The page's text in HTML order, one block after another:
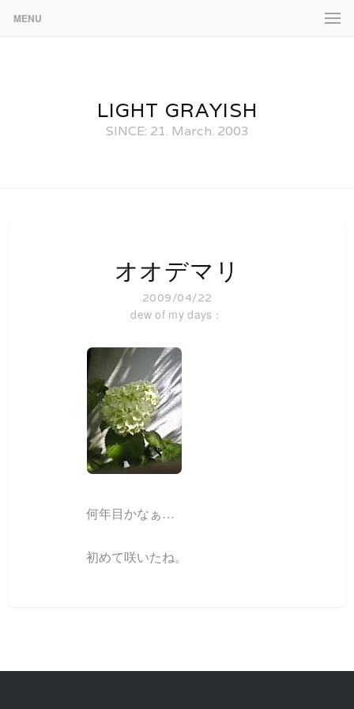
MENU
LIGHT GRAYISH
SINCE: 21. March. 2003
オオデマリ
2009/04/22
dew of my days：
何年目かなぁ…
初めて咲いたね。